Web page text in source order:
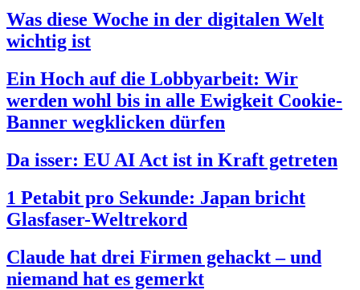
Was diese Woche in der digitalen Welt
wichtig ist
Ein Hoch auf die Lobbyarbeit: Wir
werden wohl bis in alle Ewigkeit Cookie-
Banner wegklicken dürfen
Da isser: EU AI Act ist in Kraft getreten
1 Petabit pro Sekunde: Japan bricht
Glasfaser-Weltrekord
Claude hat drei Firmen gehackt – und
niemand hat es gemerkt